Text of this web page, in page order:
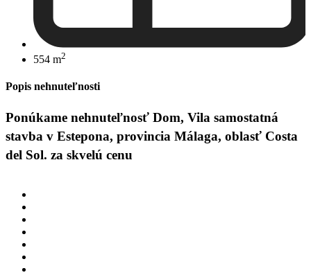
554 m2
Popis nehnuteľnosti
Ponúkame nehnuteľnosť Dom, Vila samostatná
stavba v Estepona, provincia Málaga, oblasť Costa
del Sol. za skvelú cenu